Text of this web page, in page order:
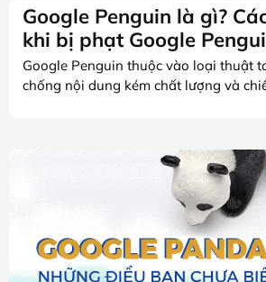
Google Penguin là gì?
khi bị phạt Google
Google Penguin thuộc vào loại thuật
chống nội dung kém chất lượng và